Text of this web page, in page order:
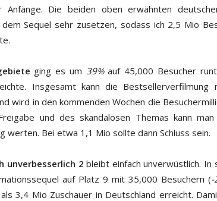
Anfänge. Die beiden oben erwähnten
dem Sequel sehr zusetzen, sodass ich 2,5 Mio
ging es um 39%auf 45,000 Besucher
Insgesamt kann die Bestsellerverfilmung
wird in den kommenden Wochen die
und des skandalösen Themas kann
werten. Bei etwa 1,1 Mio sollte dann Schluss sein.
unverbesserlich 2 bleibt einfach unverwüstlich. In
auf Platz 9 mit 35,000 Besuchern (-
3,4 Mio Zuschauer in Deutschland erreicht.